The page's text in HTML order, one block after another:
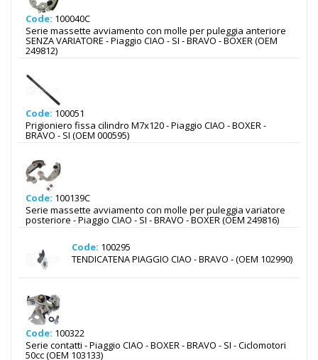
Code: 100040C
Serie massette avviamento con molle per puleggia anteriore
SENZA VARIATORE - Piaggio CIAO - SI - BRAVO - BOXER (OEM
249812)
Code: 100051
Prigioniero fissa cilindro M7x120 - Piaggio CIAO - BOXER -
BRAVO - SI (OEM 000595)
Code: 100139C
Serie massette avviamento con molle per puleggia variatore
posteriore - Piaggio CIAO - SI - BRAVO - BOXER (OEM 249816)
Code: 100295
TENDICATENA PIAGGIO CIAO - BRAVO - (OEM 102990)
Code: 100322
Serie contatti - Piaggio CIAO - BOXER - BRAVO - SI - Ciclomotori
50cc (OEM 103133)